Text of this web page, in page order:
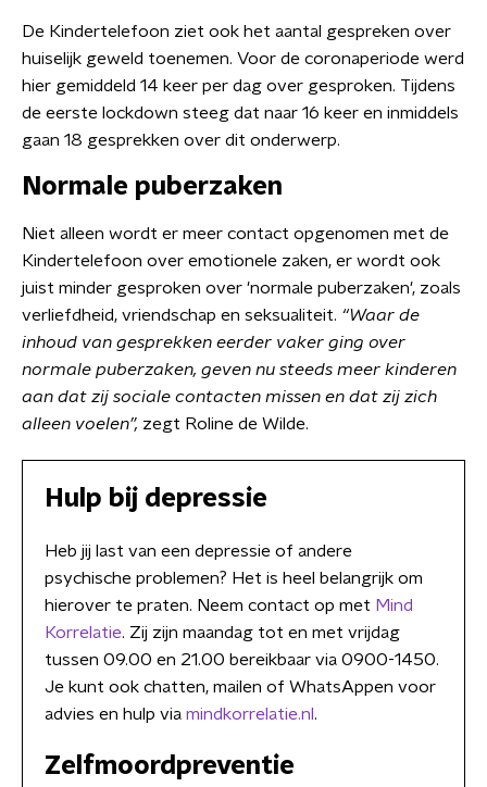
De Kindertelefoon ziet ook het aantal gespreken over
huiselijk geweld toenemen. Voor de coronaperiode werd
hier gemiddeld 14 keer per dag over gesproken. Tijdens
de eerste lockdown steeg dat naar 16 keer en inmiddels
gaan 18 gesprekken over dit onderwerp.
Normale puberzaken
Niet alleen wordt er meer contact opgenomen met de
Kindertelefoon over emotionele zaken, er wordt ook
juist minder gesproken over 'normale puberzaken', zoals
verliefdheid, vriendschap en seksualiteit. “Waar de
inhoud van gesprekken eerder vaker ging over
normale puberzaken, geven nu steeds meer kinderen
aan dat zij sociale contacten missen en dat zij zich
alleen voelen”, zegt Roline de Wilde.
Hulp bij depressie
Heb jij last van een depressie of andere
psychische problemen? Het is heel belangrijk om
hierover te praten. Neem contact op met Mind
Korrelatie. Zij zijn maandag tot en met vrijdag
tussen 09.00 en 21.00 bereikbaar via 0900-1450.
Je kunt ook chatten, mailen of WhatsAppen voor
advies en hulp via mindkorrelatie.nl .
Zelfmoordpreventie